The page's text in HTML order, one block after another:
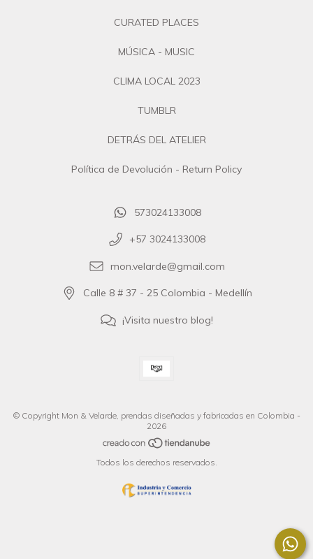
CURATED PLACES
MÚSICA - MUSIC
CLIMA LOCAL 2023
TUMBLR
DETRÁS DEL ATELIER
Política de Devolución - Return Policy
573024133008
+57 3024133008
mon.velarde@gmail.com
Calle 8 # 37 - 25 Colombia - Medellín
¡Visita nuestro blog!
© Copyright Mon & Velarde, prendas diseñadas y fabricadas en Colombia -
2026
Todos los derechos reservados.